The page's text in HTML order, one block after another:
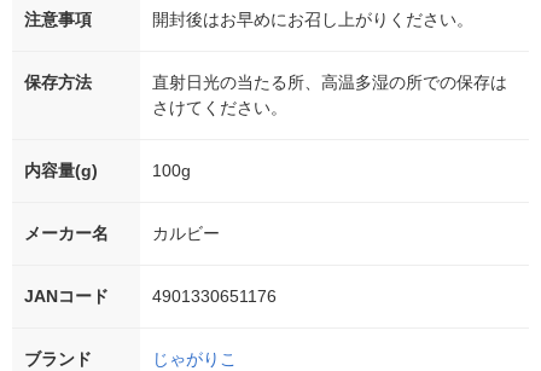
注意事項 開封後はお早めにお召し上がりください。
保存方法
直射日光の当たる所、高温多湿の所での保存は
さけてください。
内容量(g) 100g
メーカー名 カルビー
JANコード 4901330651176
ブランド じゃがりこ